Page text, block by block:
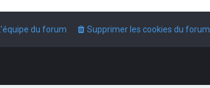
Supprimer les cookies du forum
L’équipe du forum